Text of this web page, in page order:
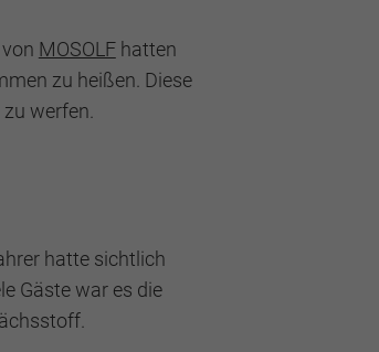
MOSOLFhatten
zu heißen. Diese
werfen.
hatte sichtlich
Gäste war es die